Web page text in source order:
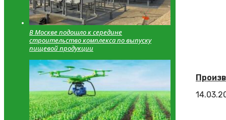
В Москве подошло к середине
строительство комплекса по выпуску
пищевой продукции